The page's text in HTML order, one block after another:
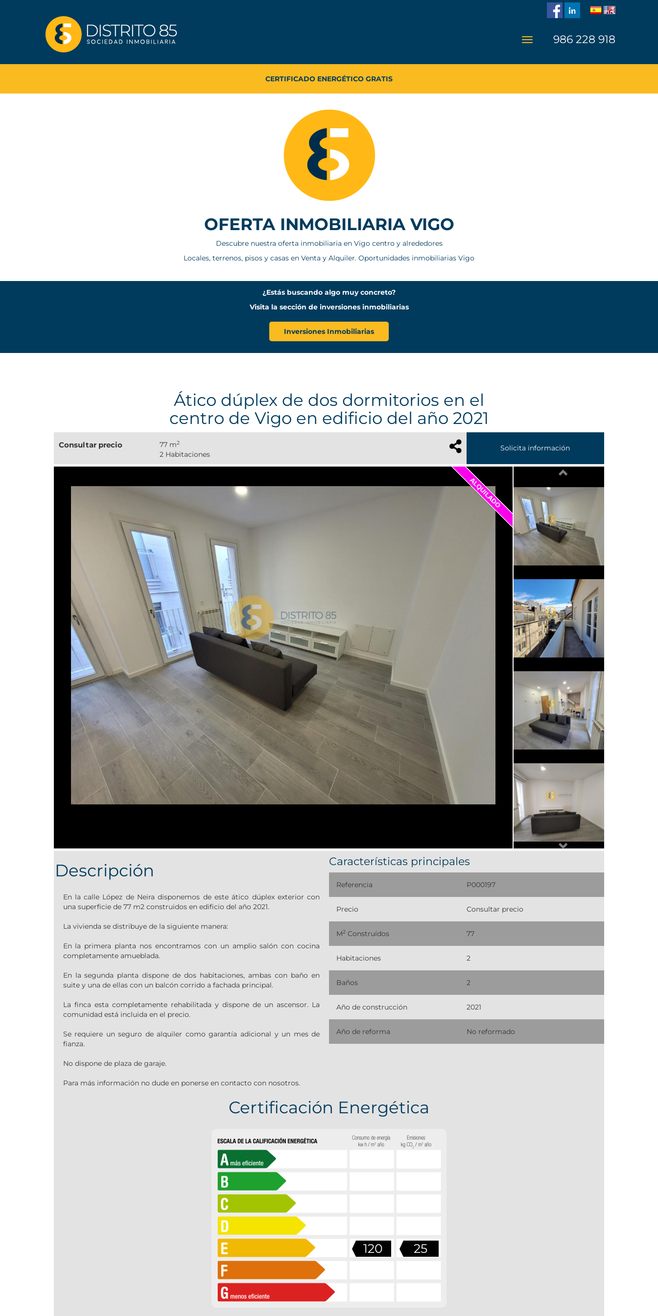
986 228 918
TASACIÓN DE VIVIENDA GRATIS
OFERTA INMOBILIARIA VIGO
Descubre nuestra oferta inmobiliaria en Vigo centro y alrededores
Locales, terrenos, pisos y casas en Venta y Alquiler. Oportunidades inmobiliarias Vigo
¿Estás buscando algo muy concreto?
Visita la sección de inversiones inmobiliarias
Inversiones Inmobiliarias
Ático dúplex de dos dormitorios en el
centro de Vigo en edificio del año 2021
Consultar precio 77 m2
2 Habitaciones
Solicita información
Next
Descripción
En la calle López de Neira disponemos de este ático dúplex exterior con
una superficie de 77 m2 construidos en edificio del año 2021.
La vivienda se distribuye de la siguiente manera:
En la primera planta nos encontramos con un amplio salón con cocina
completamente amueblada.
En la segunda planta dispone de dos habitaciones, ambas con baño en
suite y una de ellas con un balcón corrido a fachada principal.
La finca esta completamente rehabilitada y dispone de un ascensor. La
comunidad está incluida en el precio.
Se requiere un seguro de alquiler como garantía adicional y un mes de
fianza.
No dispone de plaza de garaje.
Para más información no dude en ponerse en contacto con nosotros.
Características principales
Referencia P000197
Precio Consultar precio
M2 Construídos 77
Habitaciones 2
Baños 2
Año de construcción 2021
Año de reforma No reformado
Certificación Energética
120 25